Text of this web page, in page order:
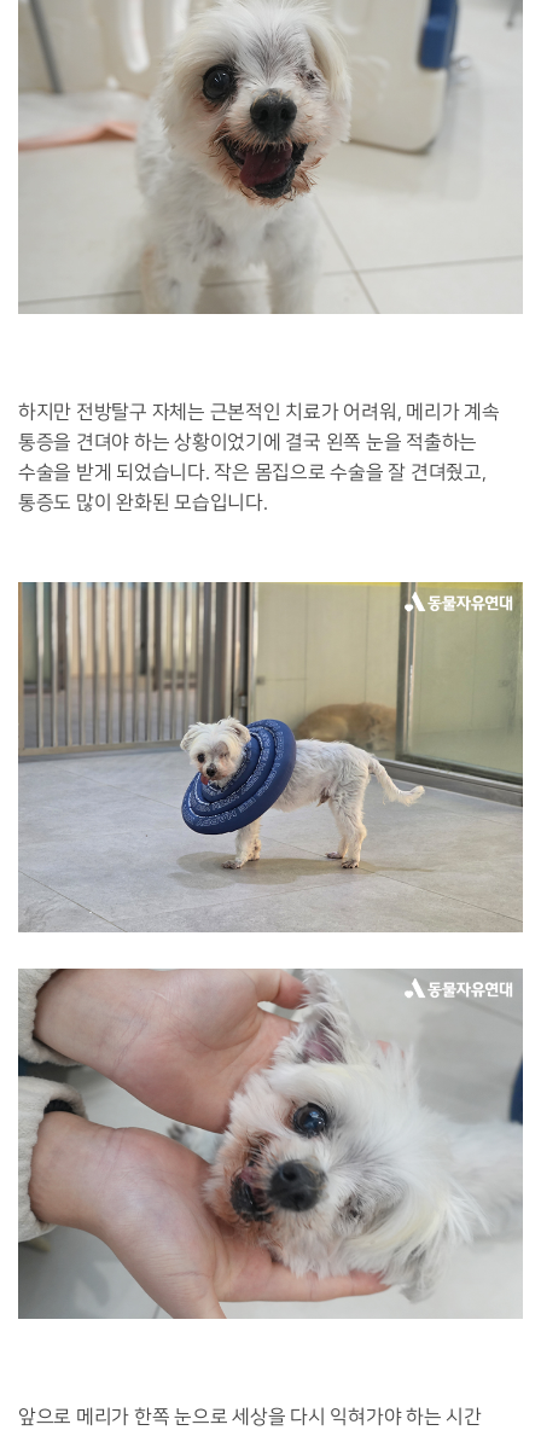
하지만 전방탈구 자체는 근본적인 치료가 어려워, 메리가 계속
통증을 견뎌야 하는 상황이었기에 결국 왼쪽 눈을 적출하는
수술을 받게 되었습니다. 작은 몸집으로 수술을 잘 견뎌줬고,
통증도 많이 완화된 모습입니다.
앞으로 메리가 한쪽 눈으로 세상을 다시 익혀가야 하는 시간